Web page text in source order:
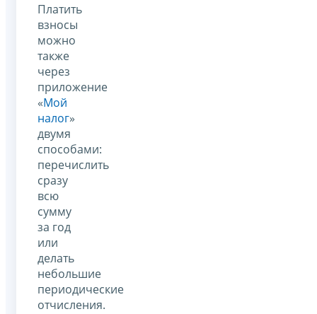
Платить
взносы
можно
также
через
приложение
«Мой
налог»
двумя
способами:
перечислить
сразу
всю
сумму
за год
или
делать
небольшие
периодические
отчисления.